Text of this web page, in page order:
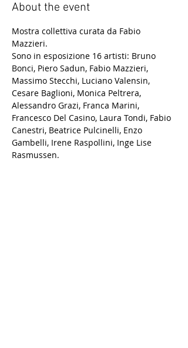
About the event
Mostra collettiva curata da Fabio
Mazzieri.
Sono in esposizione 16 artisti: Bruno
Bonci, Piero Sadun, Fabio Mazzieri,
Massimo Stecchi, Luciano Valensin,
Cesare Baglioni, Monica Peltrera,
Alessandro Grazi, Franca Marini,
Francesco Del Casino, Laura Tondi, Fabio
Canestri, Beatrice Pulcinelli, Enzo
Gambelli, Irene Raspollini, Inge Lise
Rasmussen.